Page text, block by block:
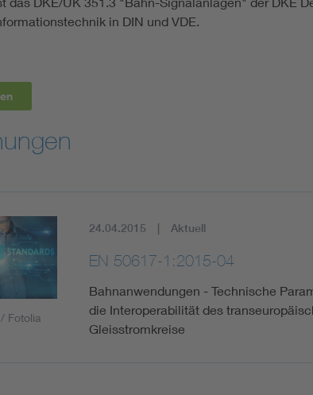
in DIN und VDE.
Fotolia
24.04.2015 Aktuell
EN 50617-1:2015-04
Bahnanwendungen - Technische
die Interoperabilität des
Gleisstromkreise